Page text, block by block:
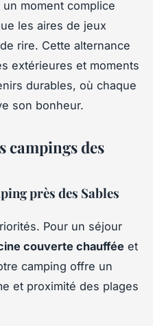
moment complice
les aires de jeux
rire. Cette alternance
extérieures et moments
durables, où chaque
son bonheur.
campings des
près des Sables
Pour un séjour
couverte chauffée et
camping offre un
et proximité des plages